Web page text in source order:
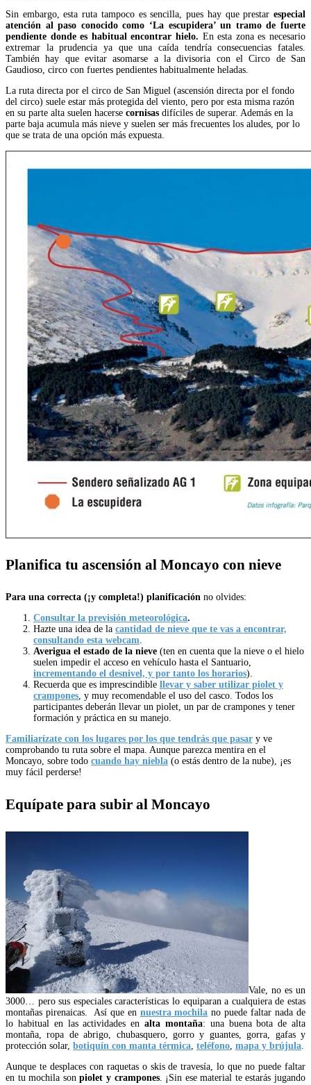
Sin embargo, esta ruta tampoco es sencilla, pues hay que prestar especial
atención al paso conocido como ‘La escupidera’ un tramo de fuerte
pendiente donde es habitual encontrar hielo. En esta zona es necesario
extremar la prudencia ya que una caída tendría consecuencias fatales.
También hay que evitar asomarse a la divisoria con el Circo de San
Gaudioso, circo con fuertes pendientes habitualmente heladas.
La ruta directa por el circo de San Miguel (ascensión directa por el fondo
del circo) suele estar más protegida del viento, pero por esta misma razón
en su parte alta suelen hacerse cornisas difíciles de superar. Además en la
parte baja acumula más nieve y suelen ser más frecuentes los aludes, por lo
que se trata de una opción más expuesta.
Planifica tu ascensión al Moncayo con nieve
Para una correcta (¡y completa!) planificación no olvides:
Consultar la previsión meteorológica.
Hazte una idea de la cantidad de nieve que te vas a encontrar,
consultando esta webcam.
Averigua el estado de la nieve (ten en cuenta que la nieve o el hielo
suelen impedir el acceso en vehículo hasta el Santuario,
incrementando el desnivel, y por tanto los horarios).
Recuerda que es imprescindible llevar y saber utilizar piolet y
crampones, y muy recomendable el uso del casco. Todos los
participantes deberán llevar un piolet, un par de crampones y tener
formación y práctica en su manejo.
Familiarízate con los lugares por los que tendrás que pasar y ve
comprobando tu ruta sobre el mapa. Aunque parezca mentira en el
Moncayo, sobre todo cuando hay niebla (o estás dentro de la nube), ¡es
muy fácil perderse!
Equípate para subir al Moncayo
Vale, no es un
3000… pero sus especiales características lo equiparan a cualquiera de estas
montañas pirenaicas. Así que en nuestra mochila no puede faltar nada de
lo habitual en las actividades en alta montaña: una buena bota de alta
montaña, ropa de abrigo, chubasquero, gorro y guantes, gorra, gafas y
protección solar, botiquín con manta térmica teléfono mapa y brújula
Aunque te desplaces con raquetas o skis de travesía, lo que no puede faltar
en tu mochila sonpiolet y crampones. ¡Sin ese material te estarás jugando